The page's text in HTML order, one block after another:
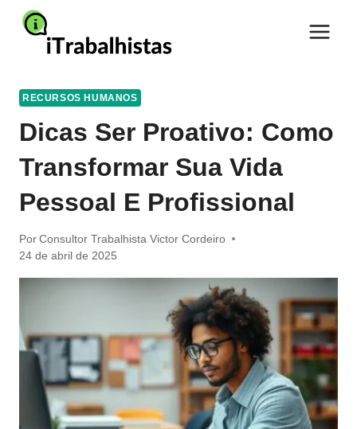
Pular
para
RECURSOS HUMANOS
Dicas Ser Proativo: Como
Transformar Sua Vida
Pessoal E Profissional
Por Consultor Trabalhista Victor Cordeiro
24 de abril de 2025